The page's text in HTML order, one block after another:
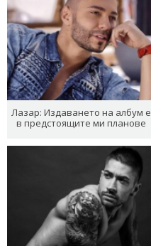
Лазар: Издаването на албум е
в предстоящите ми планове